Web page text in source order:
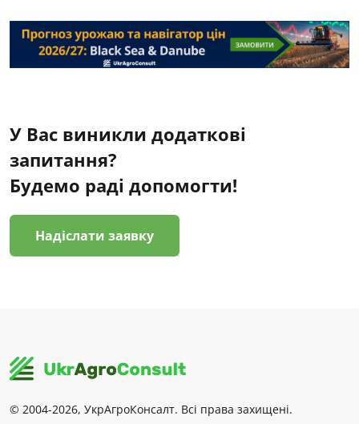
У Вас виникли додаткові
запитання?
Будемо раді допомогти!
Надіслати заявку
© 2004-2026, УкрАгроКонсалт. Всі права захищені.